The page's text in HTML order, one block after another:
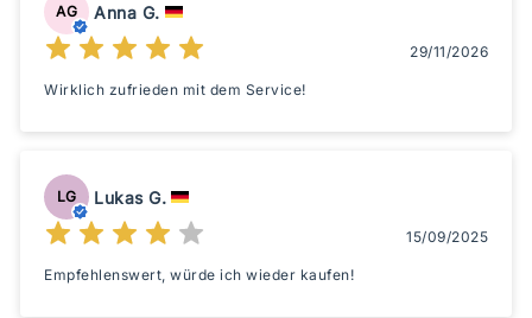
AG Anna G.
29/11/2026
Wirklich zufrieden mit dem Service!
LG Lukas G.
15/09/2025
Empfehlenswert, würde ich wieder kaufen!